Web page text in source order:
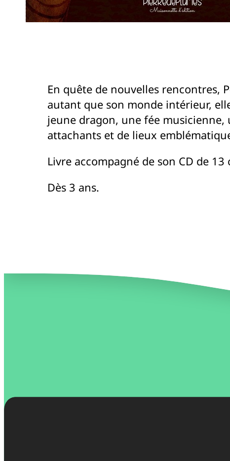
En quête de nouvelles rencontres,
autant que son monde intérieur,
jeune dragon, une fée musicienne,
attachants et de lieux
Livre accompagné de son CD de 13
Dès 3 ans.